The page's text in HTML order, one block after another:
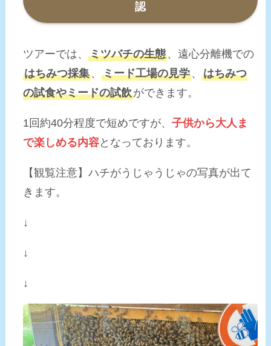
認
ツアーでは、ミツバチの生態、遠心分離機での
はちみつ採集、ミード工場の見学、はちみつ
の試食やミードの試飲ができます。
1回約40分程度で短めですが、子供から大人ま
で楽しめる内容となっております。
【観覧注意】ハチがうじゃうじゃの写真が出て
きます。
↓
↓
↓